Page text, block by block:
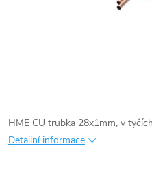
HME CU trubka 28x1mm, v
Detailní informace